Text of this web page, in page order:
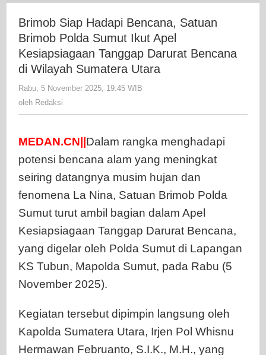
Hadapi
Satuan
Darurat
di
Utara
Brimob Siap Hadapi Bencana, Satuan
Brimob Polda Sumut Ikut Apel
Kesiapsiagaan Tanggap Darurat Bencana
di Wilayah Sumatera Utara
Rabu, 5 November 2025, 19:45 WIB
oleh Redaksi
MEDAN.CN||Dalam rangka menghadapi
potensi bencana alam yang meningkat
seiring datangnya musim hujan dan
fenomena La Nina, Satuan Brimob Polda
Sumut turut ambil bagian dalam Apel
Kesiapsiagaan Tanggap Darurat Bencana,
yang digelar oleh Polda Sumut di Lapangan
KS Tubun, Mapolda Sumut, pada Rabu (5
November 2025).
Kegiatan tersebut dipimpin langsung oleh
Kapolda Sumatera Utara, Irjen Pol Whisnu
Hermawan Februanto, S.I.K., M.H., yang